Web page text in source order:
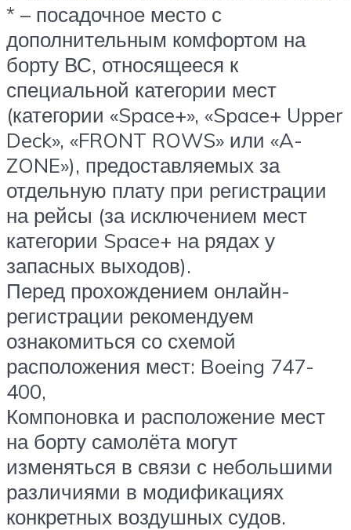
* – посадочное место с
дополнительным комфортом на
борту ВС, относящееся к
специальной категории мест
(категории «Space+», «Space+ Upper
Deck», «FRONT ROWS» или «A-
ZONE»), предоставляемых за
отдельную плату при регистрации
на рейсы (за исключением мест
категории Space+ на рядах у
запасных выходов).
Перед прохождением онлайн-
регистрации рекомендуем
ознакомиться со схемой
расположения мест: Boeing 747-
400,
Компоновка и расположение мест
на борту самолёта могут
изменяться в связи с небольшими
различиями в модификациях
конкретных воздушных судов.